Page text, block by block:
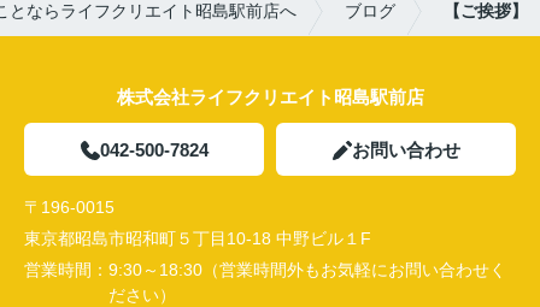
とならライフクリエイト昭島駅前店へ ブログ 【ご挨拶】
株式会社ライフクリエイト昭島駅前店
042-500-7824 お問い合わせ
〒196-0015
東京都昭島市昭和町５丁目10-18 中野ビル１F
営業時間： 9:30～18:30（営業時間外もお気軽にお問い合わせく
ださい）